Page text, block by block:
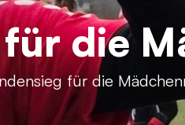
die
für die